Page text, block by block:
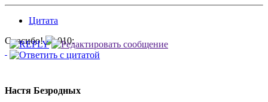
Цитата
Спасибо!
Настя Безродных